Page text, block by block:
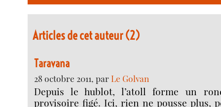
Articles de cet auteur (2)
Taravana
28 octobre 2011, parLe Golvan
Depuis le hublot, l’atoll forme un
provisoire figé. Ici, rien ne pousse plus,